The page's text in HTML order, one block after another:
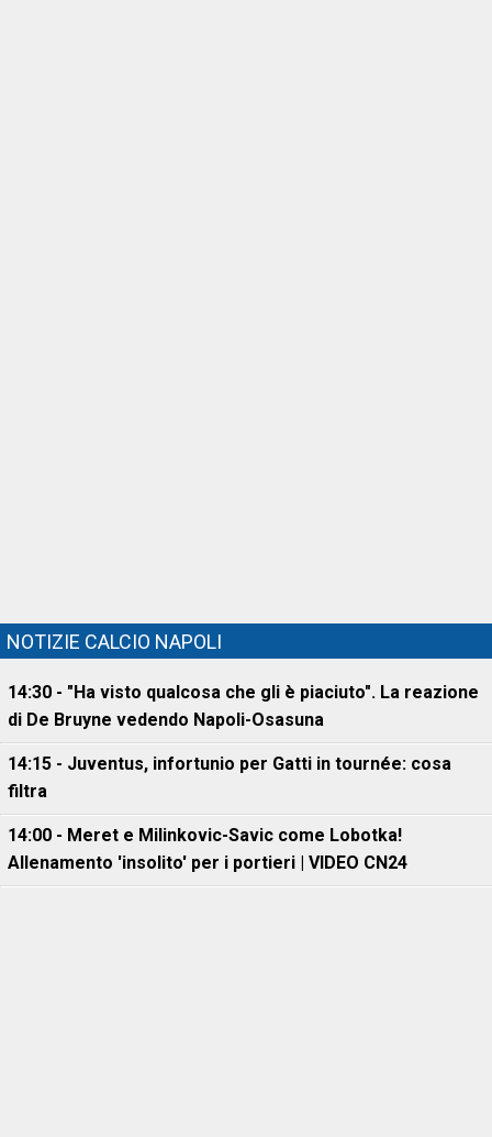
NOTIZIE CALCIO NAPOLI
14:30 - "Ha visto qualcosa che gli è piaciuto". La reazione
di De Bruyne vedendo Napoli-Osasuna
14:15 - Juventus, infortunio per Gatti in tournée: cosa
filtra
14:00 - Meret e Milinkovic-Savic come Lobotka!
Allenamento 'insolito' per i portieri | VIDEO CN24